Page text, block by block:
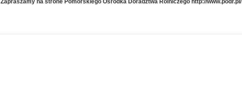
Zapraszamy na strone Pomorskiego Ośrodka Doradztwa Rolniczego http://www.podr.pl/